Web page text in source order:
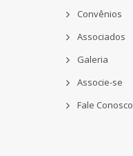
Convênios
Associados
Galeria
Associe-se
Fale Conosco